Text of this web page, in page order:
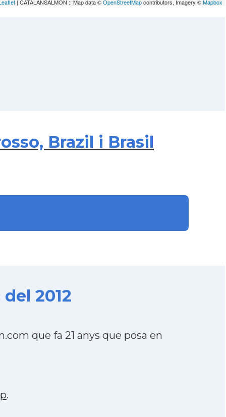
| CATALANSALMON :: Map data ©OpenStreetMapcontributors, Imagery ©Mapbox
Brazil i Brasil
2012
que fa 21 anys que posa en
.